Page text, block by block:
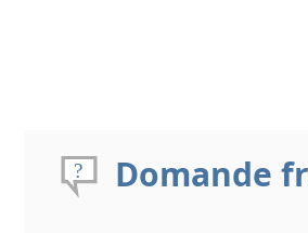
Domande